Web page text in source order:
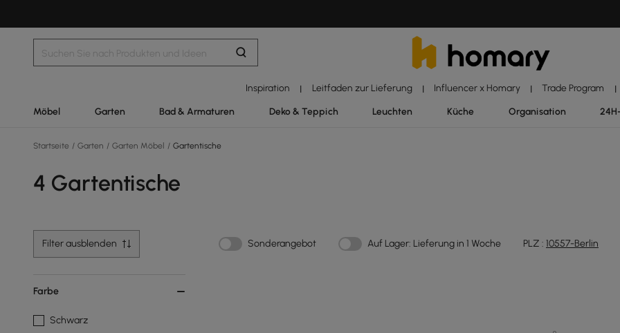
Inspiration | Leitfaden zur Lieferung | Influencer x Homary | Trade Program |
Möbel Garten Bad & Armaturen Deko & Teppich Leuchten Küche Organisation
Startseite / Garten / Garten Möbel / Gartentische
4 Gartentische
Filter ausblenden Sonderangebot Auf Lager: Lieferung in 1 Woche PLZ : 10557-Berlin
Farbe
Schwarz